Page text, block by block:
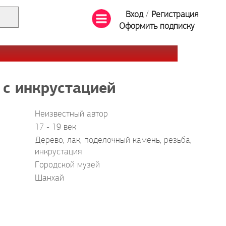
Вход/ Регистрация
Оформить подписку
инкрустацией
Неизвестный автор
17 - 19 век
Дерево, лак, поделочный камень, резьба,
инкрустация
Городской музей
Шанхай